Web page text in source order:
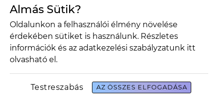
Almás Sütik?
Oldalunkon a felhasználói élmény növelése
érdekében sütiket is használunk. Részletes
információk és az adatkezelési szabályzatunk itt
olvasható el.
Testreszabás AZ ÖSSZES ELFOGADÁSA